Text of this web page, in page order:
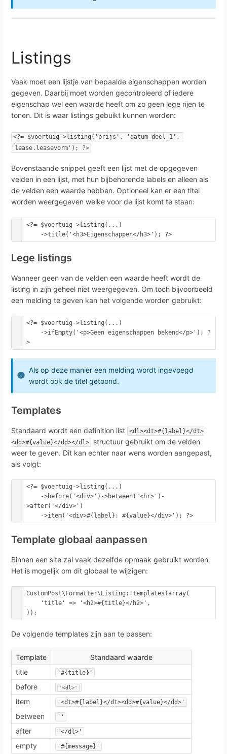
Listings
Vaak moet een lijstje van bepaalde eigenschappen worden
gegeven. Daarbij moet worden gecontroleerd of iedere
eigenschap wel een waarde heeft om zo geen lege rijen te
tonen. Dit is waar listings gebuikt kunnen worden:
<?= $voertuig->listing('prijs', 'datum_deel_1',
'lease.leasevorm'); ?>
Bovenstaande snippet geeft een lijst met de opgegeven
velden in een lijst, met hun bijbehorende labels en alleen als
de velden een waarde hebben. Optioneel kan er een titel
worden weergegeven welke voor de lijst komt te staan:
<?= $voertuig->listing(...)
    ->title('<h3>Eigenschappen</h3>'); ?>
Lege listings
Wanneer geen van de velden een waarde heeft wordt de
listing in zijn geheel niet weergegeven. Om toch bijvoorbeeld
een melding te geven kan het volgende worden gebruikt:
<?= $voertuig->listing(...)
>
Als op deze manier een melding wordt ingevoegd
wordt ook de titel getoond.
Templates
Standaard wordt een definition list <dl><dt>#{label}</dt>
<dd>#{value}</dd></dl>
structuur gebruikt om de velden
weer te geven. Dit kan echter naar wens worden aangepast,
als volgt:
<?= $voertuig->listing(...)
>after('</div>')
    ->item('<div>#{label}: #{value}</div>'); ?>
Template globaal aanpassen
Binnen een site zal vaak dezelfde opmaak gebruikt worden.
Het is mogelijk om dit globaal te wijzigen:
CustomPost\Formatter\Listing::templates(array(
));
De volgende templates zijn aan te passen:
Template
Standaard waarde
title
'#{title}'
before '<dl>'
item '<dt>#{label}</dt><dd>#{value}</dd>'
between ''
after '</dl>'
empty '#{message}'